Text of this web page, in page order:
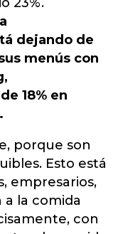
dejando de
menús con
18% en
porque son
Esto está
empresarios,
la comida
con